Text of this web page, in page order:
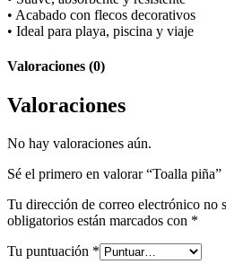
• Acabado con flecos decorativos
• Ideal para playa, piscina y viaje
Valoraciones (0)
Valoraciones
No hay valoraciones aún.
Sé el primero en valorar “Toalla piña”
Tu dirección de correo electrónico no
obligatorios están marcados con *
Tu puntuación *